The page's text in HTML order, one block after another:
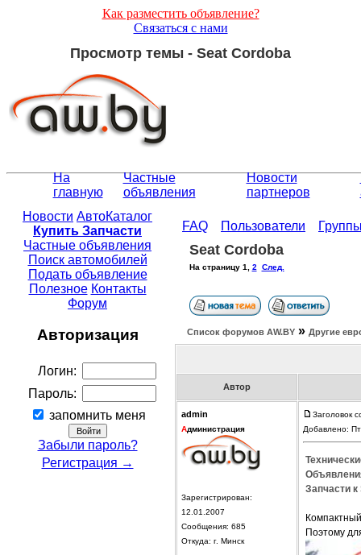
Как разместить объявление?
Связаться с нами
Просмотр темы - Seat Cordoba
На
главную
Частные
объявления
Новости
партнеров
Новости АвтоКаталог
Купить Запчасти
Частные объявления
Поиск автомобилей
Подать объявление
Полезное Контакты
Форум
Авторизация
Логин:
Пароль:
запомнить меня
Забыли пароль?
Регистрация →
FAQ Пользователи
Seat Cordoba
На страницу 1 2 След.
Список форумов АW.BY » Другие
Автор
admin
Администрация
Зарегистрирован:
12.01.2007
Сообщения: 685
Откуда: г. Минск
Заголовок
Добавлено:
Запчасти
Поэтому